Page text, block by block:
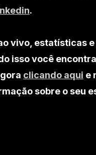
.
vivo, estatísticas
isso você encontra
clicando aqui e
sobre o seu